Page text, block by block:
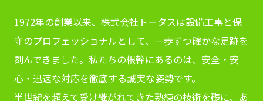
1972年の創業以来、株式会社トータスは設備工事と保
守のプロフェッショナルとして、一歩ずつ確かな足跡を
刻んできました。私たちの根幹にあるのは、安全・安
心・迅速な対応を徹底する誠実な姿勢です。
半世紀を超えて受け継がれてきた熟練の技術を礎に、あ